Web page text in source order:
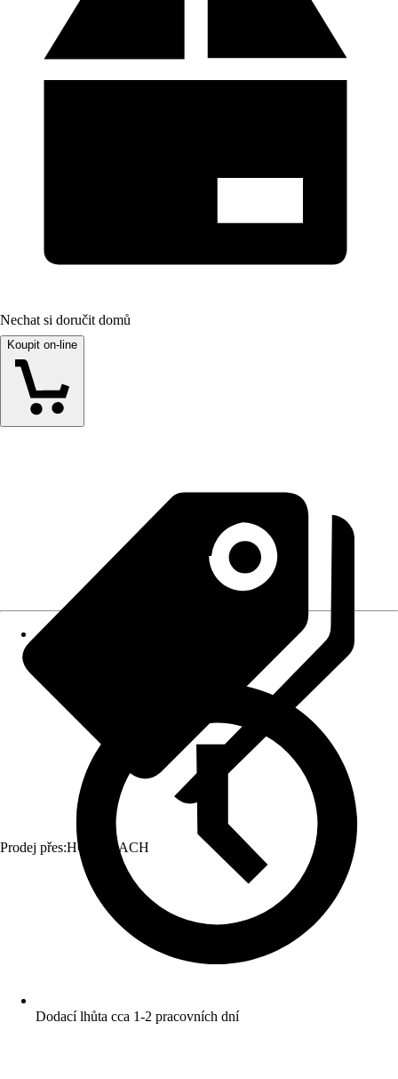
Nechat si doručit domů
Koupit on-line
Prodej přes:HORNBACH
Dodací lhůta cca 1-2 pracovních dní